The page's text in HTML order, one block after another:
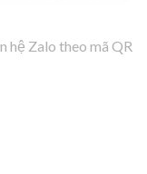
hệ Zalo theo mã QR